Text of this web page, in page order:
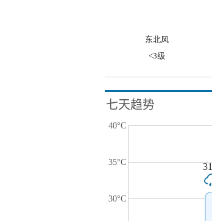
东北风
<3级
七天趋势
40°C
35°C
30°C